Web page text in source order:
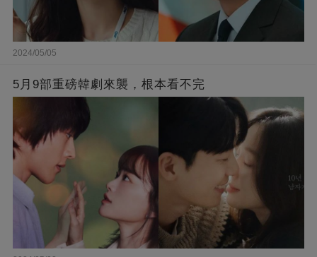
2024/05/05
5月9部重磅韓劇來襲，根本看不完